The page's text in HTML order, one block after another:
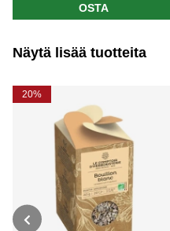
OSTA
Näytä lisää tuotteita
20%